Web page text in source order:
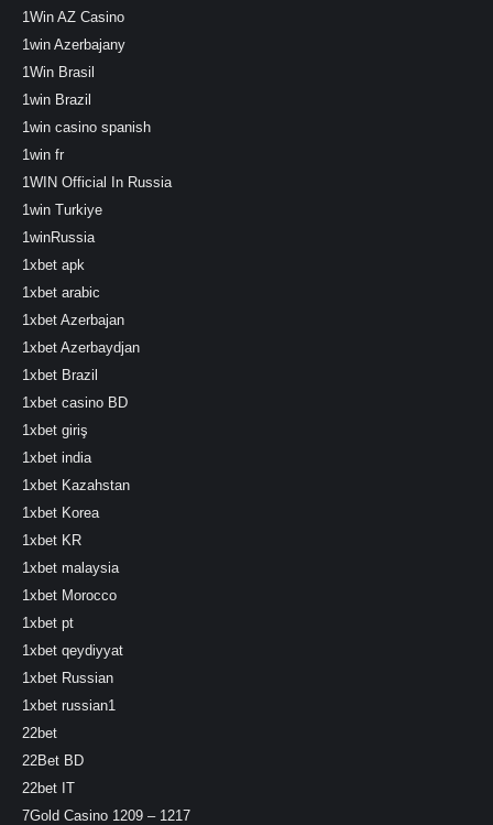
1Win AZ Casino
1win Azerbajany
1Win Brasil
1win Brazil
1win casino spanish
1win fr
1WIN Official In Russia
1win Turkiye
1winRussia
1xbet apk
1xbet arabic
1xbet Azerbajan
1xbet Azerbaydjan
1xbet Brazil
1xbet casino BD
1xbet giriş
1xbet india
1xbet Kazahstan
1xbet Korea
1xbet KR
1xbet malaysia
1xbet Morocco
1xbet pt
1xbet qeydiyyat
1xbet Russian
1xbet russian1
22bet
22Bet BD
22bet IT
7Gold Casino 1209 – 1217